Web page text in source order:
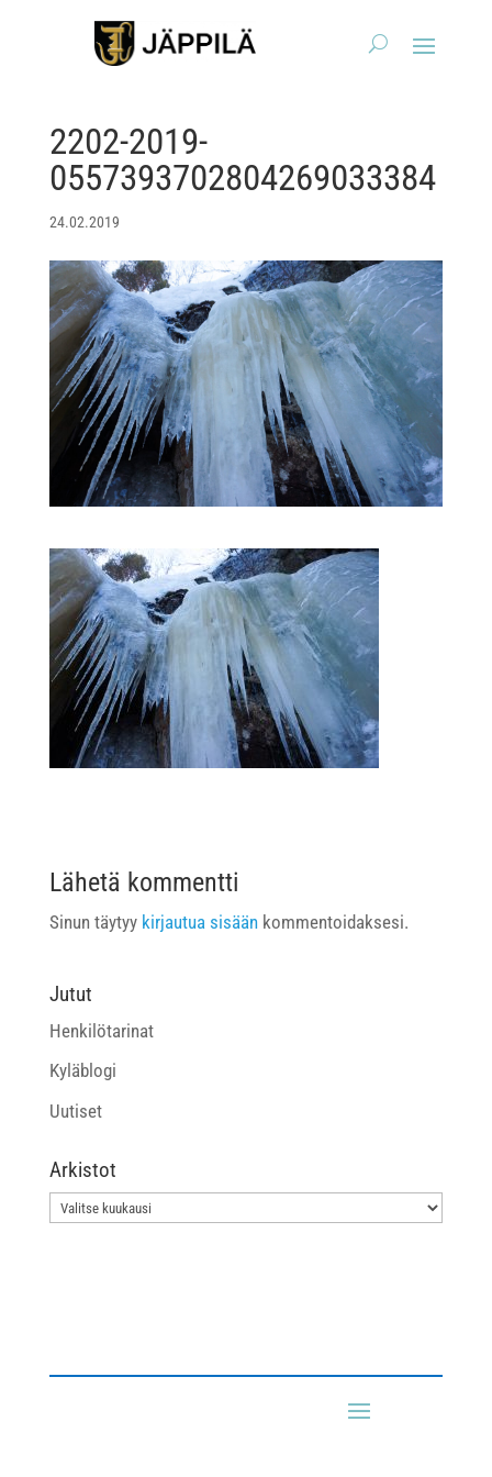
2202-2019-
0557393702804269033384
24.02.2019
Lähetä kommentti
Sinun täytyy kirjautua sisäänkommentoidaksesi.
Jutut
Henkilötarinat
Kyläblogi
Uutiset
Arkistot
Arkistot